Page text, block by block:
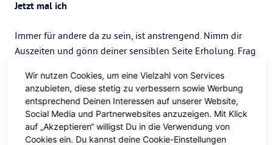
Jetzt mal ich
Immer für andere da zu sein, ist anstrengend. Nimm dir
Auszeiten und gönn deiner sensiblen Seite Erholung. Frag
den Kümmerbär-Modus kannst du danach immer noch.
Das tut dem Aszendenten Krebs
gut
Wir nutzen Cookies, um eine Vielzahl von Services
anzubieten, diese stetig zu verbessern sowie Werbung
entsprechend Deinen Interessen auf unserer Website,
Social Media und Partnerwebsites anzuzeigen. Mit Klick
auf „Akzeptieren“ willigst Du in die Verwendung von
Cookies ein. Du kannst deine Cookie-Einstellungen